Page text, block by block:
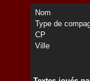
Nom
Type de
CP
Ville